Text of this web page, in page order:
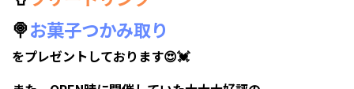
🍭お菓子つかみ取り
をプレゼントしております😍💓